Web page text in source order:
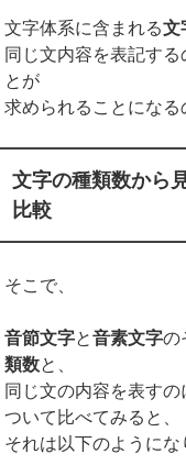
文字体系に含まれる文
同じ文内容を表記す
とが
求められることになる
文字の種類数から
比較
そこで、
音節文字と音素文字の
類数と、
同じ文の内容を表す
ついて比べてみると、
それは以下のようにな